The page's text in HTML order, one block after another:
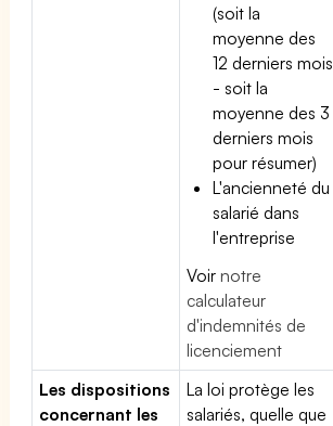
(soit la
moyenne des
12 derniers mois
- soit la
moyenne des 3
derniers mois
pour résumer)
L'ancienneté du
salarié dans
l'entreprise
Voirnotre
calculateur
d'indemnités de
licenciement
Les dispositions
concernant les
La loi protège les
salariés, quelle que